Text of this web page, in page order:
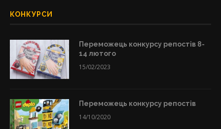
КОНКУРСИ
Переможець конкурсу репостів 8-
14 лютого
15/02/2023
Переможець конкурсу репостів
14/10/2020